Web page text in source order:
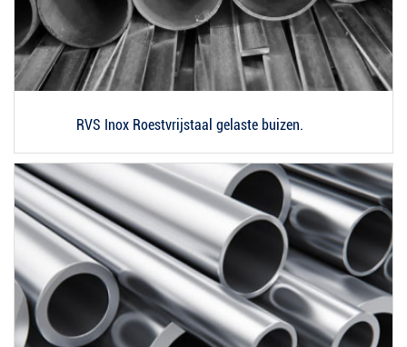
RVS Inox Roestvrijstaal gelaste buizen.